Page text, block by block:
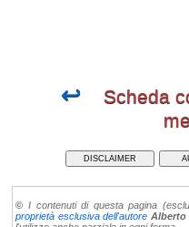
↩ Scheda
DISCLAIMER
© I contenuti di questa pagina
proprietà esclusiva dell'autore Alberto